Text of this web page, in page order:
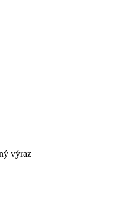
výraz